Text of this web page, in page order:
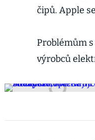
čipů. Apple
Problémům
výrobců